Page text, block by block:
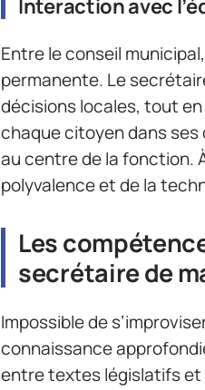
Interaction avec
Entre le conseil
permanente. Le
décisions locales, tout
chaque citoyen dans ses
au centre de la fonction.
polyvalence et de la
Les
secrétaire de
Impossible de
connaissance
entre textes législatifs